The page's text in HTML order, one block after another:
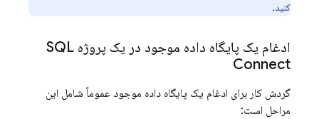
کنید.
ادغام یک پایگاه داده موجود در یک پروژه SQL
Connect
گردش کار برای ادغام یک پایگاه داده موجود عموماً شامل این
مراحل است: